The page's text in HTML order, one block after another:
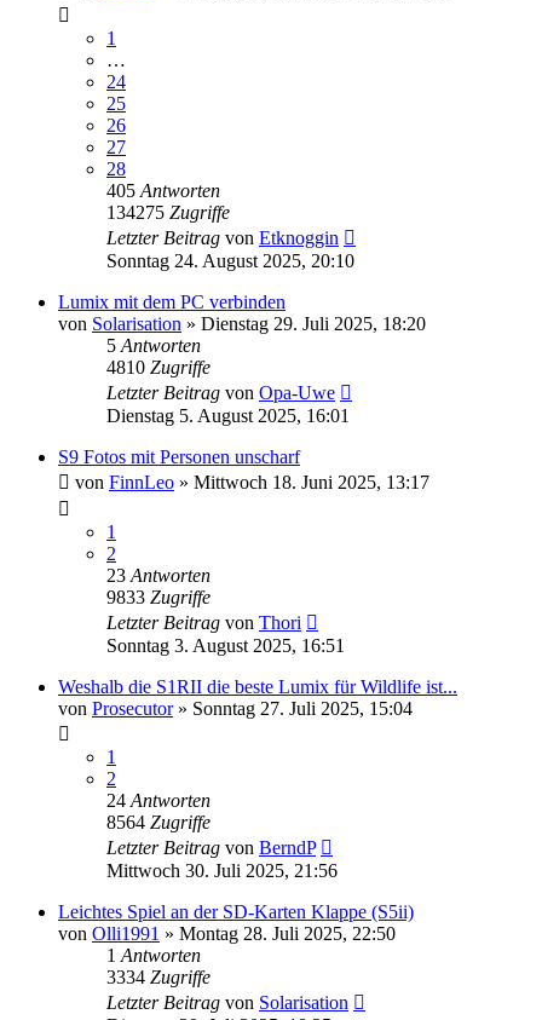
1
…
24
25
26
27
28
405 Antworten
134275 Zugriffe
Letzter Beitrag von Etknoggin
Sonntag 24. August 2025, 20:10
Lumix mit dem PC verbinden
von Solarisation » Dienstag 29. Juli 2025, 18:20
5 Antworten
4810 Zugriffe
Letzter Beitrag von Opa-Uwe
Dienstag 5. August 2025, 16:01
S9 Fotos mit Personen unscharf
von FinnLeo » Mittwoch 18. Juni 2025, 13:17
1
2
23 Antworten
9833 Zugriffe
Letzter Beitrag von Thori
Sonntag 3. August 2025, 16:51
Weshalb die S1RII die beste Lumix für Wildlife ist...
von Prosecutor» Sonntag 27. Juli 2025, 15:04
1
2
24 Antworten
8564 Zugriffe
Letzter Beitrag von BerndP
Mittwoch 30. Juli 2025, 21:56
Leichtes Spiel an der SD-Karten Klappe (S5ii)
von Olli1991 » Montag 28. Juli 2025, 22:50
1 Antworten
3334 Zugriffe
Letzter Beitrag von Solarisation